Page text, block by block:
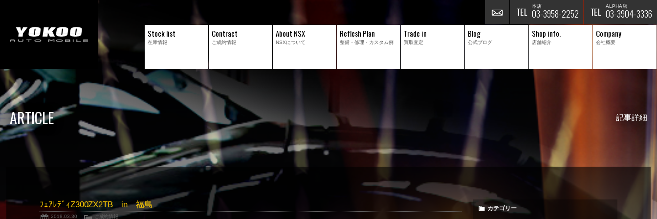
ALPHA店
03-3904-3336
本店
03-3958-2252
Stock list
在庫情報
Contract
ご成約情報
About NSX
NSXについて
Reflesh Plan
整備・修理・ カスタム例
Trade in
買取査定
Blog
公式ブログ
Shop info.
店舗紹介
Company
会社概要
ARTICLE 記事詳細
ﾌｪｱﾚﾃﾞｨZ300ZX2TB in 福島
2018.03.30 ご成約情報
カテゴリー